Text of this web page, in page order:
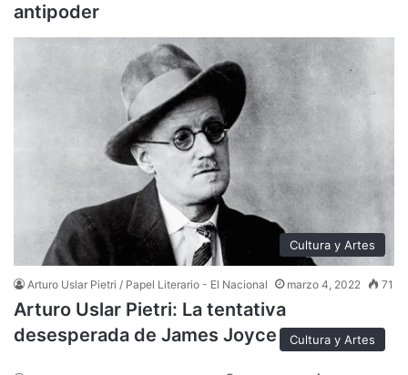
antipoder
Cultura y Artes
Arturo Uslar Pietri / Papel Literario - El Nacional marzo 4, 2022 71
Arturo Uslar Pietri: La tentativa
desesperada de James Joyce
Cultura y Artes